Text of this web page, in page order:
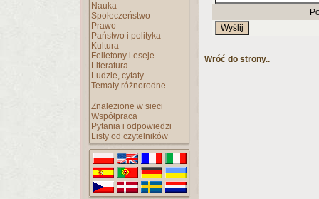
Nauka
Społeczeństwo
Prawo
Państwo i polityka
Kultura
Felietony i eseje
Literatura
Ludzie, cytaty
Tematy różnorodne
Znalezione w sieci
Współpraca
Pytania i odpowiedzi
Listy od czytelników
Wróć do strony..